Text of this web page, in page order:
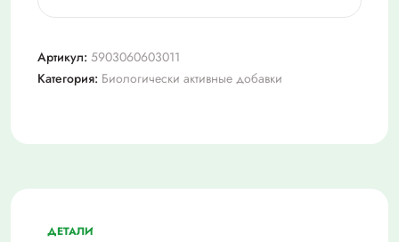
Артикул: 5903060603011
Категория: Биологически активные добавки
ДЕТАЛИ